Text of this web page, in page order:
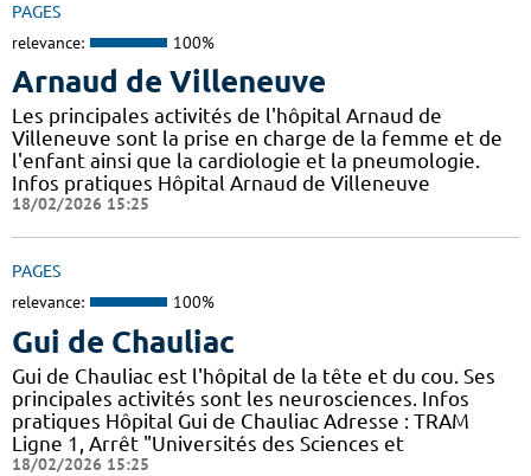
PAGES
relevance: 100%
Arnaud de Villeneuve
Les principales activités de l'hôpital Arnaud de
Villeneuve sont la prise en charge de la femme et de
l'enfant ainsi que la cardiologie et la pneumologie.
Infos pratiques Hôpital Arnaud de Villeneuve
18/02/2026 15:25
PAGES
relevance: 100%
Gui de Chauliac
Gui de Chauliac est l'hôpital de la tête et du cou. Ses
principales activités sont les neurosciences. Infos
pratiques Hôpital Gui de Chauliac Adresse : TRAM
Ligne 1, Arrêt "Universités des Sciences et
18/02/2026 15:25